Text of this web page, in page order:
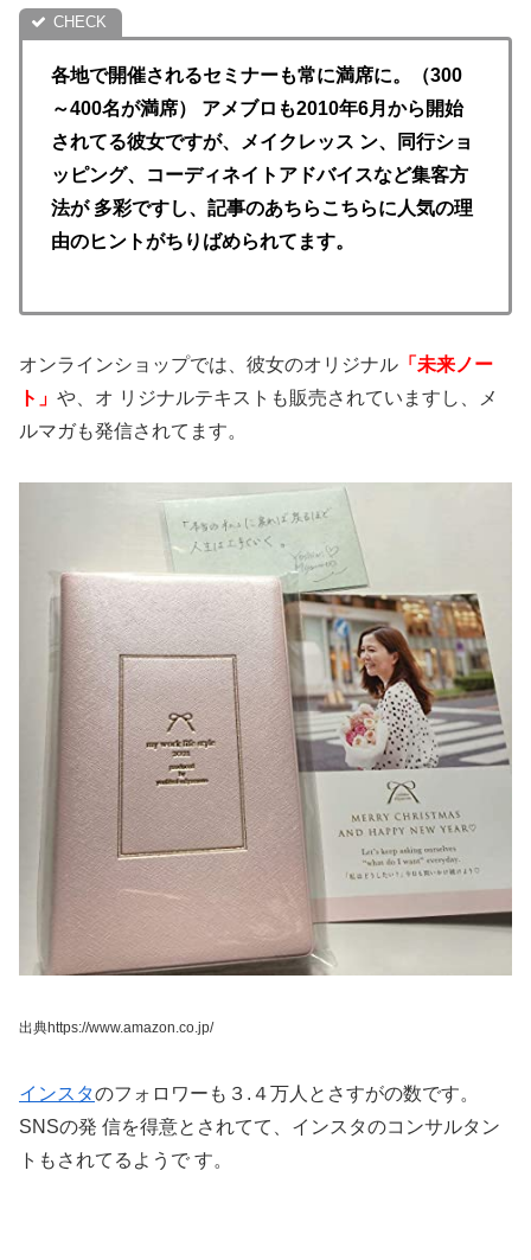
各地で開催されるセミナーも常に満席に。（300
～400名が満席） アメブロも2010年6月から開始
されてる彼女ですが、メイクレッス ン、同行ショ
ッピング、コーディネイトアドバイスなど集客方
法が 多彩ですし、記事のあちらこちらに人気の理
由のヒントがちりばめられてます。
オンラインショップでは、彼女のオリジナル 「未来ノー
ト」 や、オ リジナルテキストも販売されていますし、メ
ルマガも発信されてます。
出典https://www.amazon.co.jp/
インスタのフォロワーも３.４万人とさすがの数です。
SNSの発 信を得意とされてて、インスタのコンサルタン
トもされてるようで す。